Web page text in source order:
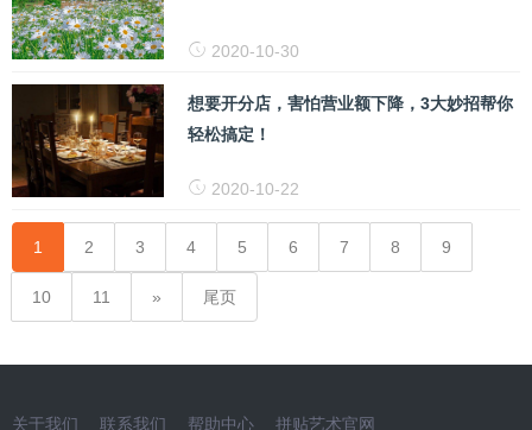
2020-10-30
想要开分店，害怕营业额下降，3大妙招帮你
轻松搞定！
2020-10-22
1 2 3 4 5 6 7 8 9
10 11 尾页
关于我们 联系我们 帮助中心 拼贴艺术官网